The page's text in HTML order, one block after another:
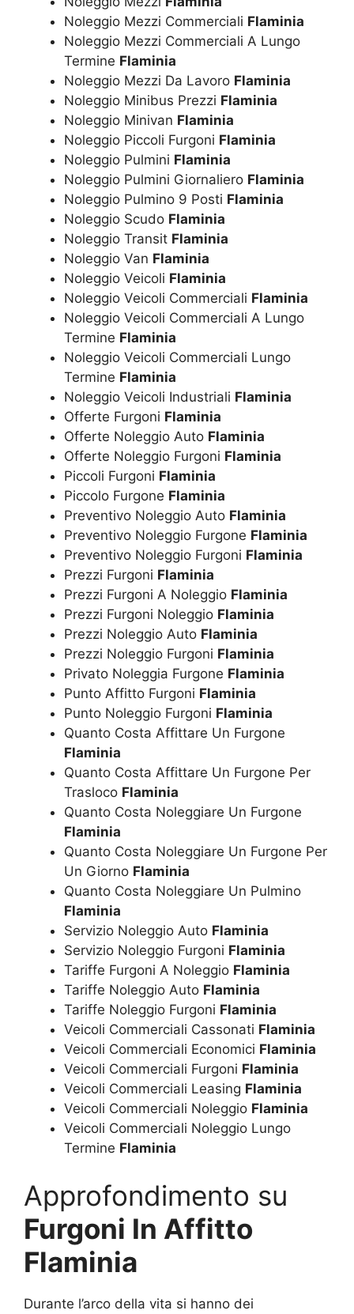
Noleggio Mezzi Commerciali Flaminia
Noleggio Mezzi Commerciali A Lungo
Termine Flaminia
Noleggio Mezzi Da Lavoro Flaminia
Noleggio Minibus Prezzi Flaminia
Noleggio Minivan Flaminia
Noleggio Piccoli Furgoni Flaminia
Noleggio Pulmini Flaminia
Noleggio Pulmini Giornaliero Flaminia
Noleggio Pulmino 9 Posti Flaminia
Noleggio Scudo Flaminia
Noleggio Transit Flaminia
Noleggio Van Flaminia
Noleggio Veicoli Flaminia
Noleggio Veicoli Commerciali Flaminia
Noleggio Veicoli Commerciali A Lungo
Termine Flaminia
Noleggio Veicoli Commerciali Lungo
Termine Flaminia
Noleggio Veicoli Industriali Flaminia
Offerte Furgoni Flaminia
Offerte Noleggio Auto Flaminia
Offerte Noleggio Furgoni Flaminia
Piccoli Furgoni Flaminia
Piccolo Furgone Flaminia
Preventivo Noleggio Auto Flaminia
Preventivo Noleggio Furgone Flaminia
Preventivo Noleggio Furgoni Flaminia
Prezzi Furgoni Flaminia
Prezzi Furgoni A Noleggio Flaminia
Prezzi Furgoni Noleggio Flaminia
Prezzi Noleggio Auto Flaminia
Prezzi Noleggio Furgoni Flaminia
Privato Noleggia Furgone Flaminia
Punto Affitto Furgoni Flaminia
Punto Noleggio Furgoni Flaminia
Quanto Costa Affittare Un Furgone
Flaminia
Quanto Costa Affittare Un Furgone Per
Trasloco Flaminia
Quanto Costa Noleggiare Un Furgone
Flaminia
Quanto Costa Noleggiare Un Furgone Per
Un Giorno Flaminia
Quanto Costa Noleggiare Un Pulmino
Flaminia
Servizio Noleggio Auto Flaminia
Servizio Noleggio Furgoni Flaminia
Tariffe Furgoni A Noleggio Flaminia
Tariffe Noleggio Auto Flaminia
Tariffe Noleggio Furgoni Flaminia
Veicoli Commerciali Cassonati Flaminia
Veicoli Commerciali Economici Flaminia
Veicoli Commerciali Furgoni Flaminia
Veicoli Commerciali Leasing Flaminia
Veicoli Commerciali Noleggio Flaminia
Veicoli Commerciali Noleggio Lungo
Termine Flaminia
Approfondimento su
Furgoni In Affitto
Flaminia
Durante l’arco della vita si hanno dei